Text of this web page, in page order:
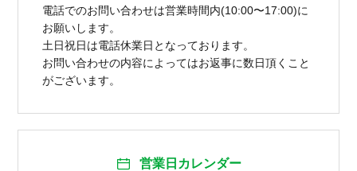
電話でのお問い合わせは営業時間内(10:00〜17:00)に
お願いします。
土日祝日は電話休業日となっております。
お問い合わせの内容によってはお返事に数日頂くこと
がございます。
営業日カレンダー